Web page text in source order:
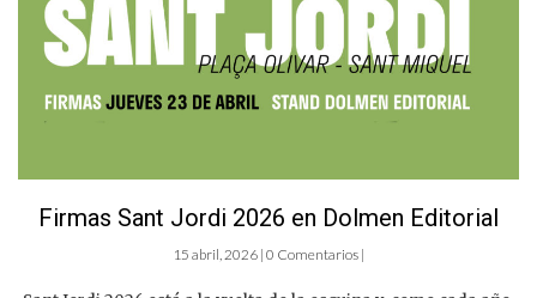
Firmas Sant Jordi 2026 en Dolmen Editorial
15 abril, 2026 | 0 Comentarios |